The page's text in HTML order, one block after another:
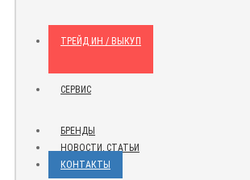
ТРЕЙД ИН / ВЫКУП
СЕРВИС
БРЕНДЫ
НОВОСТИ, СТАТЬИ
КОНТАКТЫ